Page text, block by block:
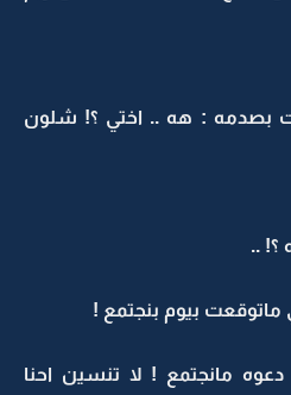
بصدمه : هه .. اختي ؟! شلون
..
بيوم بنجتمع !
مانجتمع ! لا تنسين احنا